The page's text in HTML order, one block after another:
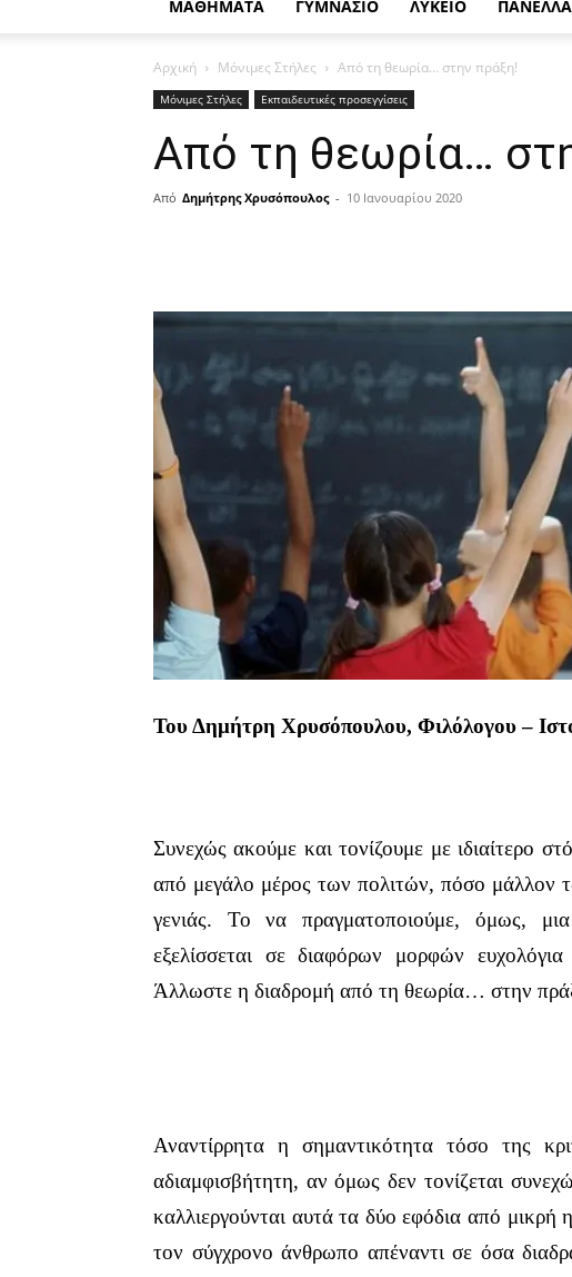
ΜΑΘΗΜΑΤΑ ΓΥΜΝΑΣΙΟ ΛΥΚΕΙΟ
Αρχική Μόνιμες Στήλες Από τη θεωρία… στην πράξη!
Μόνιμες Στήλες Εκπαιδευτικές προσεγγίσεις
Από τη θεωρία…
Από Δημήτρης Χρυσόπουλος - 10 Ιανουαρίου 2020
Του Δημήτρη Χρυσόπουλου, Φιλόλογου –
Συνεχώς ακούμε και τονίζουμε με ιδιαίτερο
από μεγάλο μέρος των πολιτών, πόσο μάλλον
γενιάς. Το να πραγματοποιούμε, όμως,
εξελίσσεται σε διαφόρων μορφών
Άλλωστε η διαδρομή από τη θεωρία… στην
Αναντίρρητα η σημαντικότητα τόσο της
αδιαμφισβήτητη, αν όμως δεν τονίζεται
καλλιεργούνται αυτά τα δύο εφόδια από μικρή
τον σύγχρονο άνθρωπο απέναντι σε όσα